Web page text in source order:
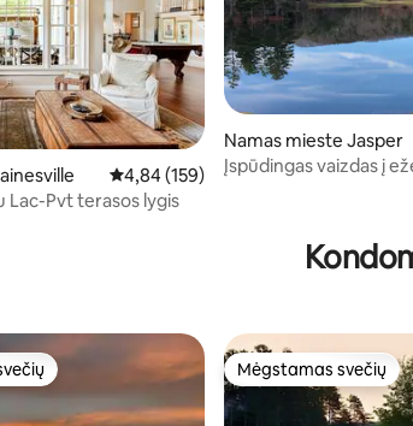
Vidutinis įvertinimas: 4,84 iš 5,
4,84 (159)
Lac-Pvt terasos lygis
Namas mieste Jasper
Įspūdingas vaizdas į
Mėgstamas svečių
Mėgstamas svečių